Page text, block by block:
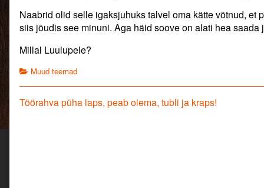
Naabrid olid selle igaksjuhuks talvel oma kätte võtnud, et
siis jõudis see minuni. Aga häid soove on alati hea
Millal Luulupele?
Categories
Muud teemad
Navigeerimine
Previous
Töörahva püha laps, peab olema, tubli ja kraps!